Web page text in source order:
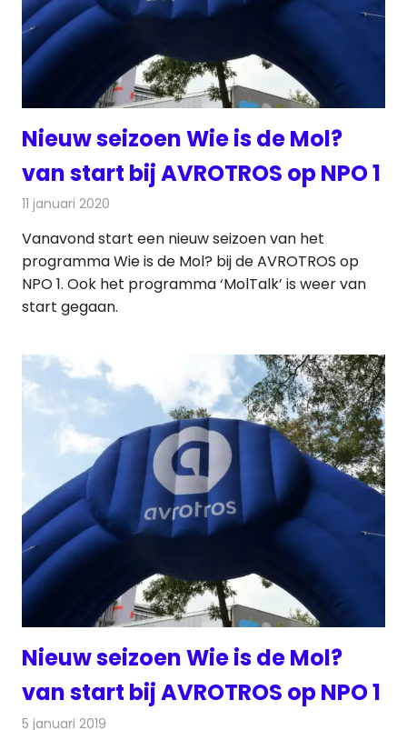
Nieuw seizoen Wie is de Mol?
van start bij AVROTROS op NPO 1
11 januari 2020
Vanavond start een nieuw seizoen van het
programma Wie is de Mol? bij de AVROTROS op
NPO 1. Ook het programma ‘MolTalk’ is weer van
start gegaan.
Nieuw seizoen Wie is de Mol?
van start bij AVROTROS op NPO 1
5 januari 2019